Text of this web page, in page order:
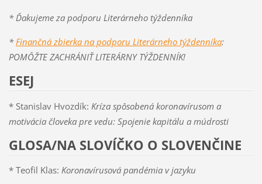
* Ďakujeme za podporu Literárneho týždenníka
* Finančná zbierka na podporu Literárneho týždenníka:
POMÔŽTE ZACHRÁNIŤ LITERÁRNY TÝŽDENNÍK!
ESEJ
* Stanislav Hvozdík: Kríza spôsobená koronavírusom a
motivácia človeka pre vedu: Spojenie kapitálu a múdrosti
GLOSA/NA SLOVÍČKO O SLOVENČINE
* Teofil Klas: Koronavírusová pandémia v jazyku